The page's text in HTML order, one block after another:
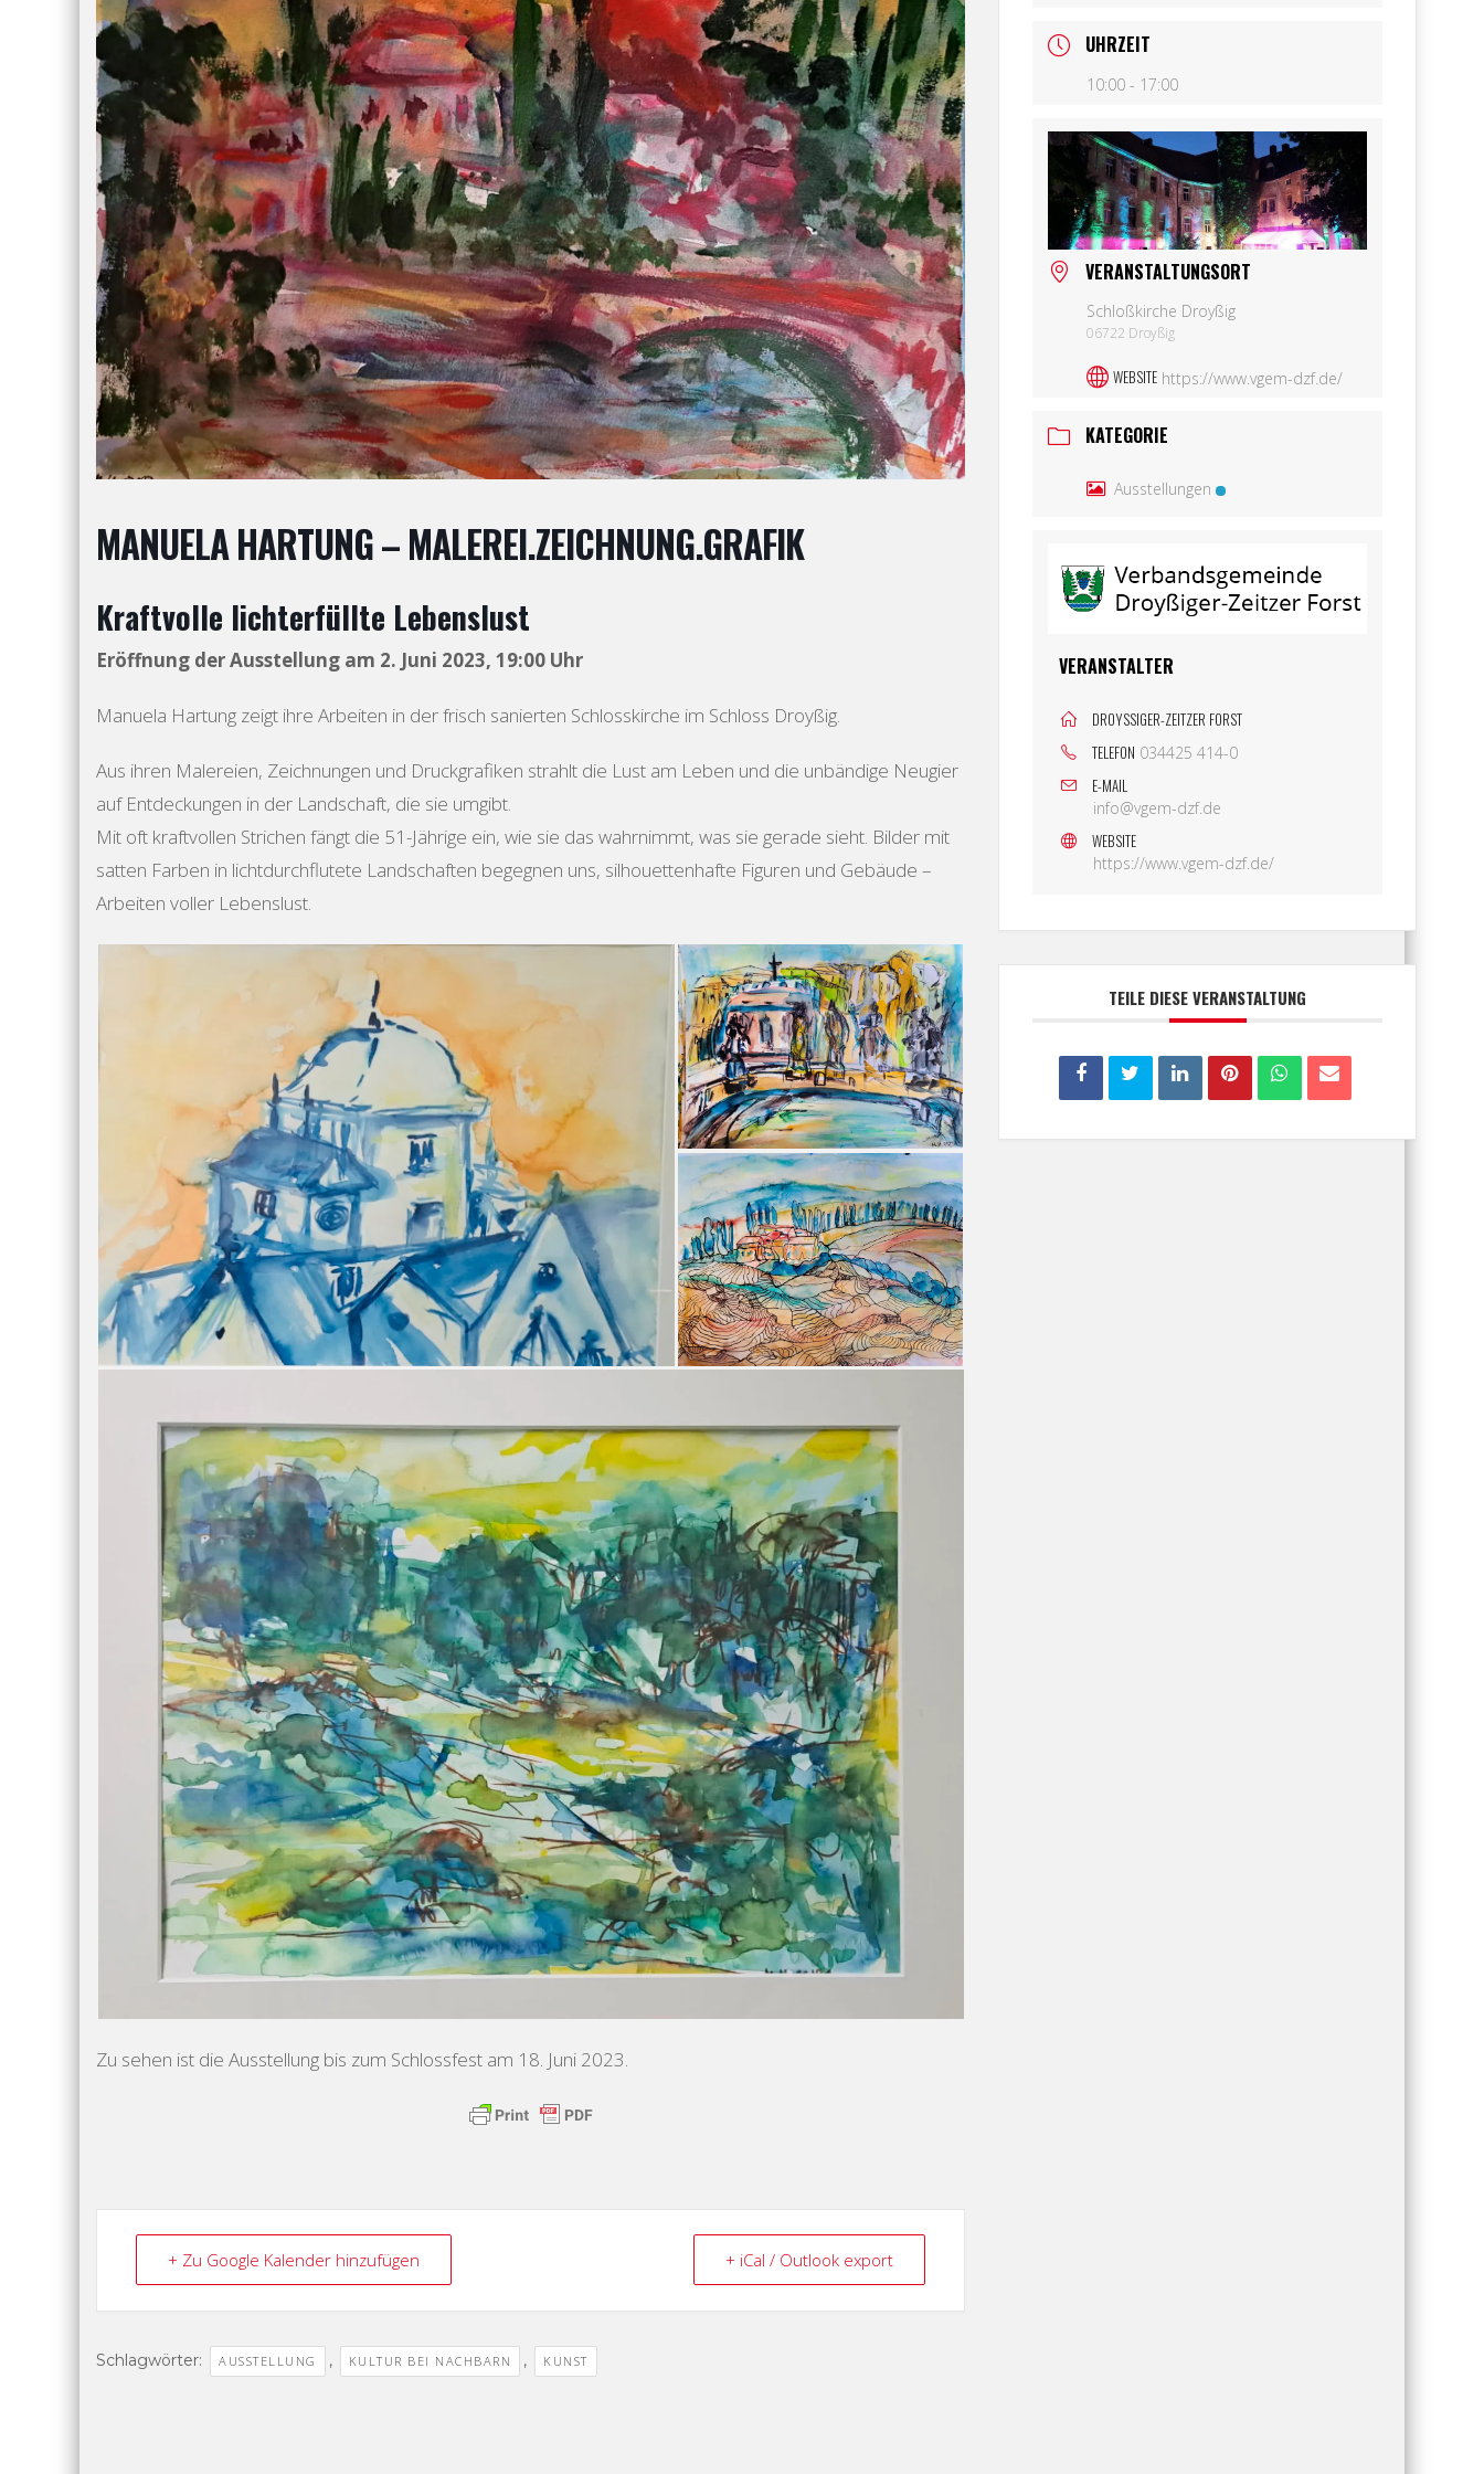
MANUELA HARTUNG – MALEREI.ZEICHNUNG.GRAFIK
Kraftvolle lichterfüllte Lebenslust
Eröffnung der Ausstellung am 2. Juni 2023, 19:00 Uhr
Manuela Hartung zeigt ihre Arbeiten in der frisch sanierten Schlosskirche im Schloss Droyßig.
Aus ihren Malereien, Zeichnungen und Druckgrafiken strahlt die Lust am Leben und die unbändige Neugier
auf Entdeckungen in der Landschaft, die sie umgibt.
Mit oft kraftvollen Strichen fängt die 51-Jährige ein, wie sie das wahrnimmt, was sie gerade sieht. Bilder mit
satten Farben in lichtdurchflutete Landschaften begegnen uns, silhouettenhafte Figuren und Gebäude –
Arbeiten voller Lebenslust.
Zu sehen ist die Ausstellung bis zum Schlossfest am 18. Juni 2023.
+ Zu Google Kalender hinzufügen + iCal / Outlook export
Schlagwörter: AUSSTELLUNG , KULTUR BEI NACHBARN , KUNST
UHRZEIT
10:00 - 17:00
VERANSTALTUNGSORT
Schloßkirche Droyßig
06722 Droyßig
WEBSITE https://www.vgem-dzf.de/
KATEGORIE
Ausstellungen
VERANSTALTER
DROYSSIGER-ZEITZER FORST
TELEFON 034425 414-0
E-MAIL
info@vgem-dzf.de
WEBSITE
https://www.vgem-dzf.de/
TEILE DIESE VERANSTALTUNG